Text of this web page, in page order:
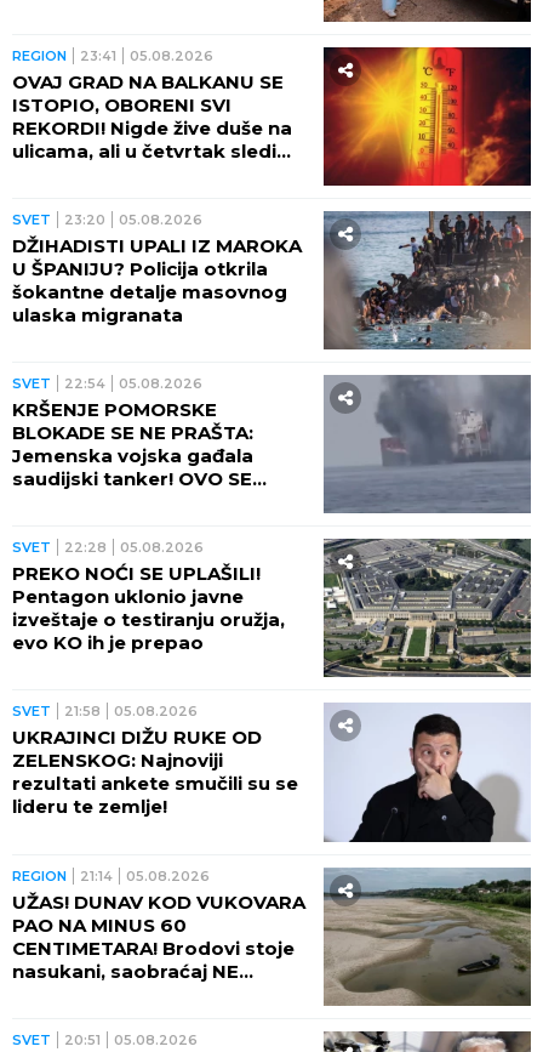
REGION 23:41 05.08.2026
OVAJ GRAD NA BALKANU SE
ISTOPIO, OBORENI SVI
REKORDI! Nigde žive duše na
ulicama, ali u četvrtak sledi
SVET 23:20 05.08.2026
DŽIHADISTI UPALI IZ MAROKA
U ŠPANIJU? Policija otkrila
šokantne detalje masovnog
ulaska migranata
SVET 22:54 05.08.2026
KRŠENJE POMORSKE
BLOKADE SE NE PRAŠTA:
Jemenska vojska gađala
saudijski tanker! OVO SE
SVET 22:28 05.08.2026
PREKO NOĆI SE UPLAŠILI!
Pentagon uklonio javne
izveštaje o testiranju oružja,
evo KO ih je prepao
SVET 21:58 05.08.2026
UKRAJINCI DIŽU RUKE OD
ZELENSKOG: Najnoviji
rezultati ankete smučili su se
lideru te zemlje!
REGION 21:14 05.08.2026
UŽAS! DUNAV KOD VUKOVARA
PAO NA MINUS 60
CENTIMETARA! Brodovi stoje
nasukani, saobraćaj NE
SVET 20:51 05.08.2026